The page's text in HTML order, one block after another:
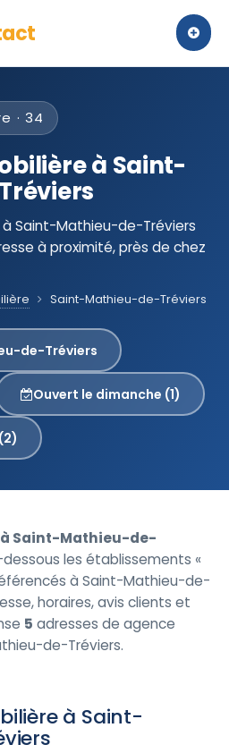
· 34
à Saint-
Saint-Mathieu-de-Tréviers
à proximité, près de chez
Saint-Mathieu-de-Tréviers
de-Tréviers
Ouvert le dimanche (1)
Saint-Mathieu-de-
les établissements «
à Saint-Mathieu-de-
horaires, avis clients et
5 adresses de agence
de-Tréviers.
à Saint-